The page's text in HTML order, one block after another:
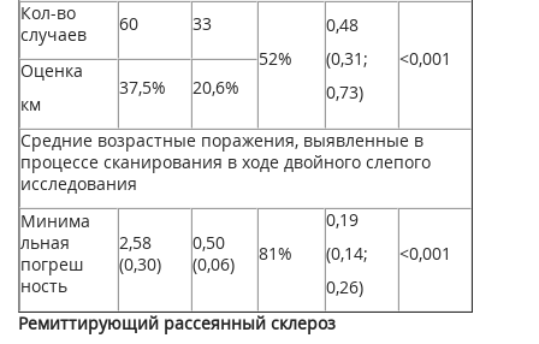
Кол-во
случаев
60
33
52%
0,48
(0,31;
0,73)
<0,001
Оценка
км
37,5% 20,6%
Средние возрастные поражения, выявленные в
процессе сканирования в ходе двойного слепого
исследования
Минима
льная
погреш
ность
2,58
(0,30)
0,50
(0,06)
81%
0,19
(0,14;
0,26)
<0,001
Ремиттирующий рассеянный склероз